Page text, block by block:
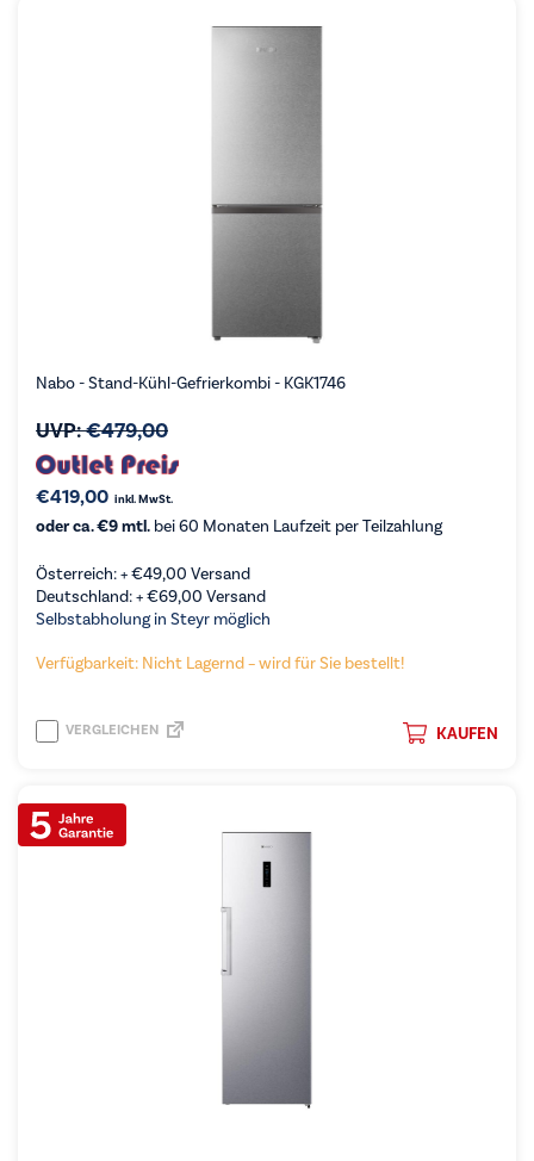
Nabo - Stand-Kühl-Gefrierkombi - KGK1746
UVP:€479,00
€419,00 inkl. MwSt.
oder ca. €9 mtl. bei 60 Monaten Laufzeit per Teilzahlung
Österreich: +€49,00 Versand
Deutschland: +€69,00 Versand
Selbstabholung in Steyr möglich
Verfügbarkeit: Nicht Lagernd – wird für Sie bestellt!
KAUFEN
VERGLEICHEN